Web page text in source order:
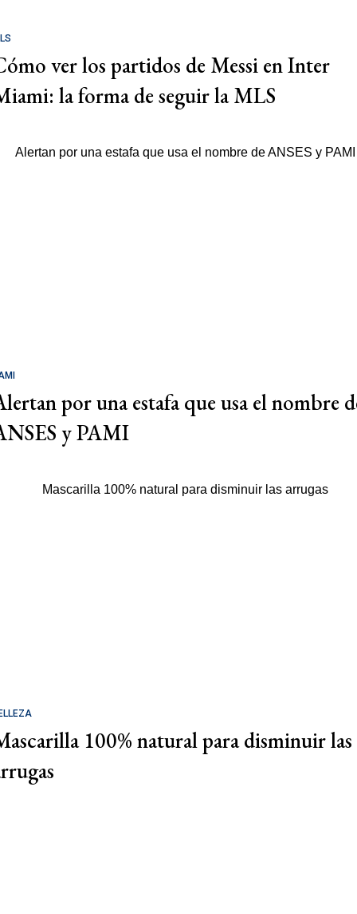
ver los partidos de Messi en Inter
la forma de seguir la MLS
por una estafa que usa el nombre
y PAMI
100% natural para disminuir las